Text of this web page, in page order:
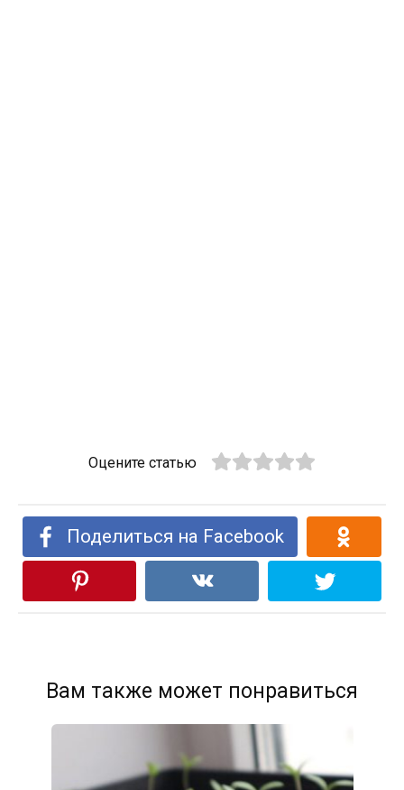
Оцените статью
Поделиться на Facebook
Вам также может понравиться